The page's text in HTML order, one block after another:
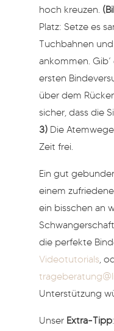
hoch kreuzen.
Platz: Setze es
Tuchbahnen
ankommen.
ersten
über dem
sicher, dass die
3) Die
Zeit frei.
Ein gut
einem
ein bisschen an
die perfekte
Videotutorials,
Unterstützung
Unser Extra-Tipp